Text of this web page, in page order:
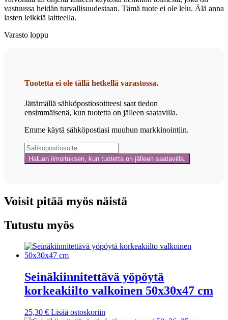
vastuussa heidän turvallisuudestaan. Tämä tuote ei ole lelu. Älä anna
lasten leikkiä laitteella.
Varasto loppu
Tuotetta ei ole tällä hetkellä varastossa.
Jättämällä sähköpostiosoitteesi saat tiedon
ensimmäisenä, kun tuotetta on jälleen saatavilla.
Emme käytä sähköpostiasi muuhun markkinointiin.
Voisit pitää myös näistä
Tutustu myös
Seinäkiinnitettävä yöpöytä
korkeakiilto valkoinen 50x30x47 cm
25,30 € Lisää ostoskoriin